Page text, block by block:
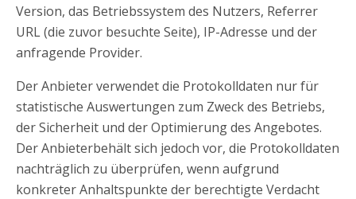
Version, das Betriebssystem des Nutzers, Referrer
URL (die zuvor besuchte Seite), IP-Adresse und der
anfragende Provider.
Der Anbieter verwendet die Protokolldaten nur für
statistische Auswertungen zum Zweck des Betriebs,
der Sicherheit und der Optimierung des Angebotes.
Der Anbieterbehält sich jedoch vor, die Protokolldaten
nachträglich zu überprüfen, wenn aufgrund
konkreter Anhaltspunkte der berechtigte Verdacht